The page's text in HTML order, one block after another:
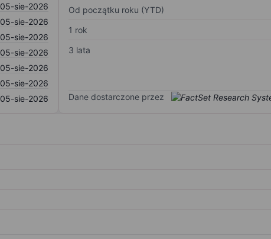
05-sie-2026
05-sie-2026
05-sie-2026
05-sie-2026
05-sie-2026
05-sie-2026
05-sie-2026
Od początku roku (YTD)
1 rok
3 lata
Dane dostarczone przez